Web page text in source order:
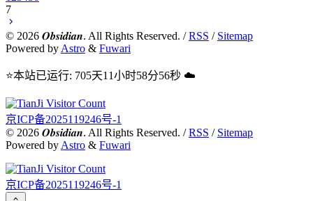
7
© 2026 𝑶𝒃𝒔𝒊𝒅𝒊𝒂𝒏. All Rights Reserved. /RSS / Sitemap
Powered by Astro & Fuwari
⭐本站已运行: 705天11小时58分57秒 ☁️
京ICP备2025119246号-1
© 2026 𝑶𝒃𝒔𝒊𝒅𝒊𝒂𝒏. All Rights Reserved. /RSS / Sitemap
Powered by Astro & Fuwari
京ICP备2025119246号-1